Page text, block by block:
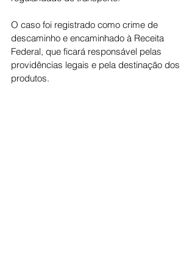
O caso foi registrado como crime de
descaminho e encaminhado à Receita
Federal, que ficará responsável pelas
providências legais e pela destinação dos
produtos.